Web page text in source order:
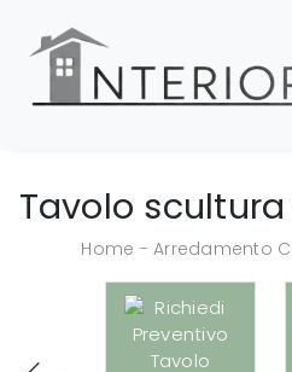
Tavolo
Home - Arredamento